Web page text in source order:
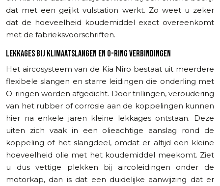
dat met een geijkt vulstation werkt. Zo weet u zeker
dat de hoeveelheid koudemiddel exact overeenkomt
met de fabrieksvoorschriften.
LEKKAGES BIJ KLIMAATSLANGEN EN O-RING VERBINDINGEN
Het aircosysteem van de Kia Niro bestaat uit meerdere
flexibele slangen en starre leidingen die onderling met
O-ringen worden afgedicht. Door trillingen, veroudering
van het rubber of corrosie aan de koppelingen kunnen
hier na enkele jaren kleine lekkages ontstaan. Deze
uiten zich vaak in een olieachtige aanslag rond de
koppeling of het slangdeel, omdat er altijd een kleine
hoeveelheid olie met het koudemiddel meekomt. Ziet
u dus vettige plekken bij aircoleidingen onder de
motorkap, dan is dat een duidelijke aanwijzing dat er